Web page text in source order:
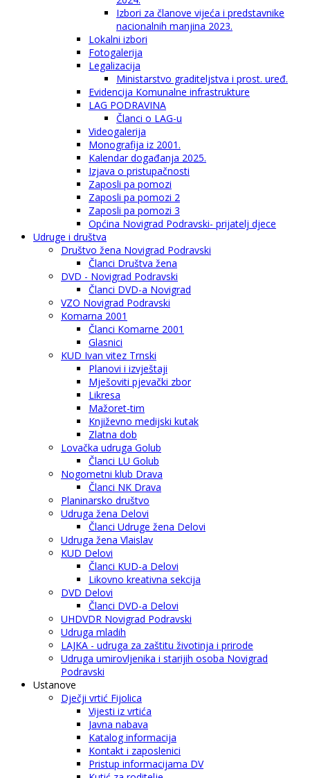
Izbori za članove vijeća i predstavnike
nacionalnih manjina 2023.
Lokalni izbori
Fotogalerija
Legalizacija
Ministarstvo graditeljstva i prost. uređ.
Evidencija Komunalne infrastrukture
LAG PODRAVINA
Članci o LAG-u
Videogalerija
Monografija iz 2001.
Kalendar događanja 2025.
Izjava o pristupačnosti
Zaposli pa pomozi
Zaposli pa pomozi 2
Zaposli pa pomozi 3
Općina Novigrad Podravski- prijatelj djece
Udruge i društva
Društvo žena Novigrad Podravski
Članci Društva žena
DVD - Novigrad Podravski
Članci DVD-a Novigrad
VZO Novigrad Podravski
Komarna 2001
Članci Komarne 2001
Glasnici
KUD Ivan vitez Trnski
Planovi i izvještaji
Mješoviti pjevački zbor
Likresa
Mažoret-tim
Književno medijski kutak
Zlatna dob
Lovačka udruga Golub
Članci LU Golub
Nogometni klub Drava
Članci NK Drava
Planinarsko društvo
Udruga žena Delovi
Članci Udruge žena Delovi
Udruga žena Vlaislav
KUD Delovi
Članci KUD-a Delovi
Likovno kreativna sekcija
DVD Delovi
Članci DVD-a Delovi
UHDVDR Novigrad Podravski
Udruga mladih
LAJKA - udruga za zaštitu životinja i prirode
Udruga umirovljenika i starijih osoba Novigrad
Podravski
Ustanove
Dječji vrtić Fijolica
Vijesti iz vrtića
Javna nabava
Katalog informacija
Kontakt i zaposlenici
Pristup informacijama DV